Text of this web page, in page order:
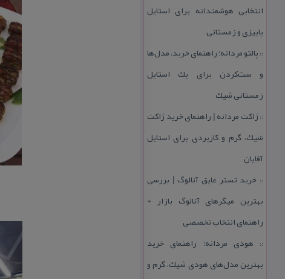
انتخابی هوشمندانه برای استایل
پاییزی و زمستانی
:: پالتو مردانه؛ راهنمای خرید، مدل‌ها
و ست‌كردن برای یك استایل
زمستانی شیك
::ژاكت مردانه | راهنمای خرید ژاكت
شیك، گرم و كاربردی برای استایل
آقایان
:: خرید تستر عایق آنالوگ | بررسی
بهترین میگرهای آنالوگ بازار +
راهنمای انتخاب تخصصی
:: هودی مردانه؛ راهنمای خرید
بهترین مدل‌های هودی شیك، گرم و